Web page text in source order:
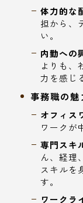
体力的な
担から、
い。
内勤への
よりも、
力を感じ
事務職の魅
オフィス
ワークが
専門スキ
ん、経理
スキルを
す。
ワークラ